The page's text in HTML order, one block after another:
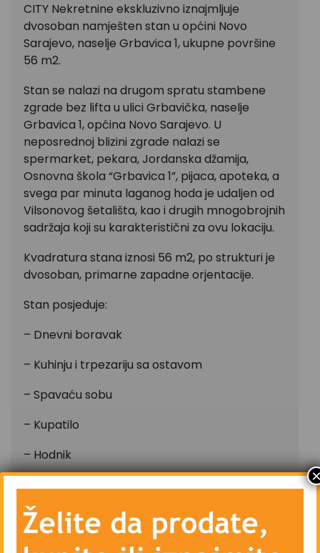
CITY Nekretnine ekskluzivno iznajmljuje
dvosoban namješten stan u općini Novo
Sarajevo, naselje Grbavica 1, ukupne površine
56 m2.
Stan se nalazi na drugom spratu stambene
zgrade bez lifta u ulici Grbavička, naselje
Grbavica 1, općina Novo Sarajevo. U
neposrednoj blizini zgrade nalazi se
spermarket, pekara, Jordanska džamija,
Osnovna škola “Grbavica 1”, pijaca, apoteka, a
svega par minuta laganog hoda je udaljen od
Vilsonovog šetališta, kao i drugih mnogobrojnih
sadržaja koji su karakteristični za ovu lokaciju.
Kvadratura stana iznosi 56 m2, po strukturi je
dvosoban, primarne zapadne orjentacije.
Stan posjeduje:
– Dnevni boravak
– Kuhinju i trpezariju sa ostavom
– Spavaću sobu
– Kupatilo
– Hodnik
– Grijanje na plin – plinske peći
– Vanjsku PVC stolariju i unutrašnju drvenu
stolariju